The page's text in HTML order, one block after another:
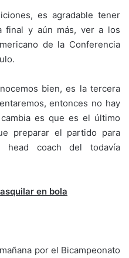
es agradable tener
final y aún más, ver a los
de la Conferencia
bien, es la tercera
entonces no hay
es que es el último
preparar el partido para
head coach del todavía
en bola
por el Bicampeonato